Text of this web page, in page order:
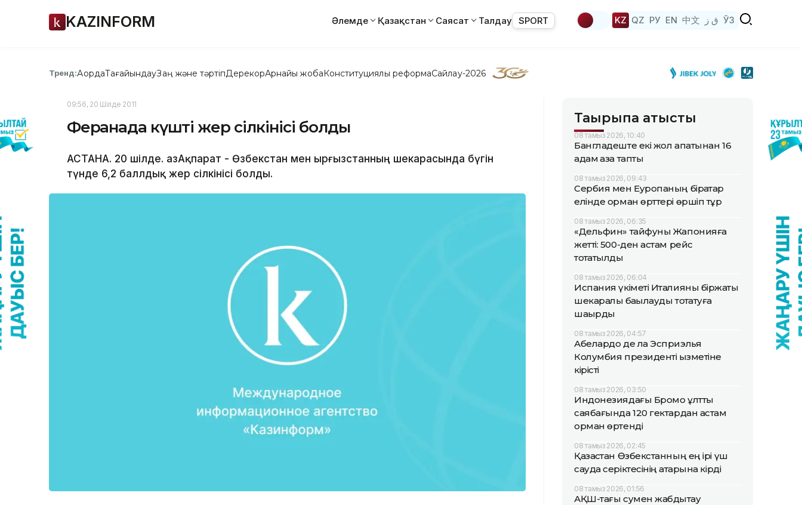
KAZINFORM Әлемде Қазақстан Саясат Талдау SPORT KZ QZ РУ EN 中文 ق ز ЎЗ
Тренд:АқордаТағайындауЗаң және тәртіпДерекқорАрнайы жобаКонституциялық реформаСайлау-2026
09:56, 20 Шілде 2011
Ферғанада күшті жер сілкінісі болды
АСТАНА. 20 шілде. ҚазАқпарат - Өзбекстан мен Қырғызстанның шекарасында бүгін
түнде 6,2 баллдық жер сілкінісі болды.
Тақырыпқа қатысты
08 тамыз 2026, 10:40
Бангладеште екі жол апатынан 16
адам қаза тапты
08 тамыз 2026, 09:43
Сербия мен Еуропаның бірқатар
елінде орман өрттері өршіп тұр
08 тамыз 2026, 06:35
«Дельфин» тайфуны Жапонияға
жетті: 500-ден астам рейс
тоқтатылды
08 тамыз 2026, 06:04
Испания үкіметі Италияны біржақты
шекаралық бақылауды тоқтатуға
шақырды
08 тамыз 2026, 04:57
Абелардо де ла Эсприэлья
Колумбия президенті қызметіне
кірісті
08 тамыз 2026, 03:50
Индонезиядағы Бромо ұлттық
саябағында 120 гектардан астам
орман өртенді
08 тамыз 2026, 02:45
Қазақстан Өзбекстанның ең ірі үш
сауда серіктесінің қатарына кірді
08 тамыз 2026, 01:56
АҚШ-тағы сумен жабдықтау